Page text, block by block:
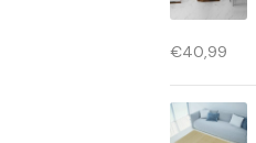
€40,99